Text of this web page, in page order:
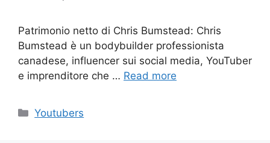
Patrimonio netto di Chris Bumstead: Chris
Bumstead è un bodybuilder professionista
canadese, influencer sui social media, YouTuber
e imprenditore che … Read more
Categories
Youtubers